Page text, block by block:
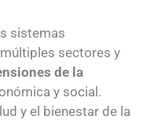
sistemas
sectores y
de la
y social.
y el bienestar de la